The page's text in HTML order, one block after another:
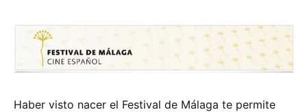
Haber visto nacer el Festival de Málaga te permite